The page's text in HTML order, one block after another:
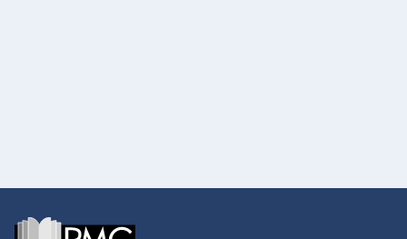
Footer